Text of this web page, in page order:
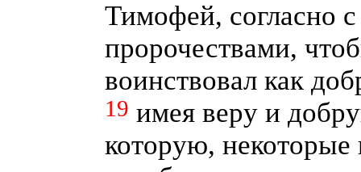
Тимофей, согласно
пророчествами,
воинствовал как
19 имея веру и
которую, некоторые